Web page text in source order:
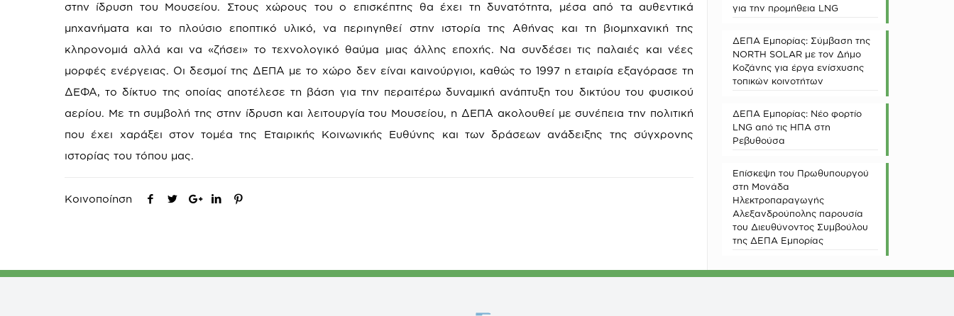
στην ίδρυση του Μουσείου. Στους χώρους του ο επισκέπτης θα έχει τη δυνατότητα, μέσα από τα αυθεντικά
μηχανήματα και το πλούσιο εποπτικό υλικό, να περιηγηθεί στην ιστορία της Αθήνας και τη βιομηχανική της
κληρονομιά αλλά και να «ζήσει» το τεχνολογικό θαύμα μιας άλλης εποχής. Να συνδέσει τις παλαιές και νέες
μορφές ενέργειας. Οι δεσμοί της ΔΕΠΑ με το χώρο δεν είναι καινούργιοι, καθώς το 1997 η εταιρία εξαγόρασε τη
ΔΕΦΑ, το δίκτυο της οποίας αποτέλεσε τη βάση για την περαιτέρω δυναμική ανάπτυξη του δικτύου του φυσικού
αερίου. Με τη συμβολή της στην ίδρυση και λειτουργία του Μουσείου, η ΔΕΠΑ ακολουθεί με συνέπεια την πολιτική
που έχει χαράξει στον τομέα της Εταιρικής Κοινωνικής Ευθύνης και των δράσεων ανάδειξης της σύγχρονης
ιστορίας του τόπου μας.
Κοινοποίηση
για την προμήθεια LNG
ΔΕΠΑ Εμπορίας: Σύμβαση της
NORTH SOLAR με τον Δήμο
Κοζάνης για έργα ενίσχυσης
τοπικών κοινοτήτων
ΔΕΠΑ Εμπορίας: Νέο φορτίο
LNG από τις ΗΠΑ στη
Ρεβυθούσα
Επίσκεψη του Πρωθυπουργού
στη Μονάδα
Ηλεκτροπαραγωγής
Αλεξανδρούπολης παρουσία
του Διευθύνοντος Συμβούλου
της ΔΕΠΑ Εμπορίας